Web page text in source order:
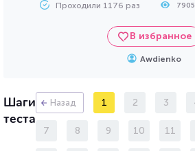
Проходили 1176 раз 7905
В избранное
Awdienko
Шаги
теста
Назад 1 2 3
7 8 9 10 11